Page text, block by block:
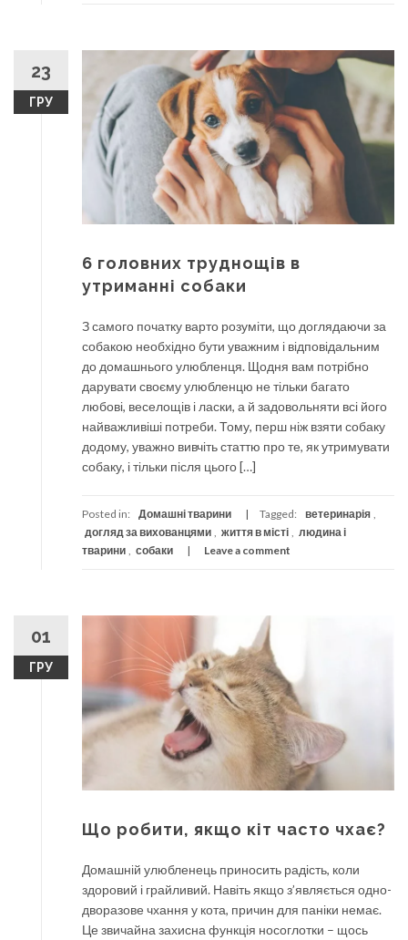
23
ГРУ
6 головних труднощів в
утриманні собаки
З самого початку варто розуміти, що доглядаючи за
собакою необхідно бути уважним і відповідальним
до домашнього улюбленця. Щодня вам потрібно
дарувати своєму улюбленцю не тільки багато
любові, веселощів і ласки, а й задовольняти всі його
найважливіші потреби. Тому, перш ніж взяти собаку
додому, уважно вивчіть статтю про те, як утримувати
собаку, і тільки після цього […]
Posted in: Домашні тварини Tagged: ветеринарія ,
догляд за вихованцями , життя в місті , людина і
тварини , собаки Leave a comment
01
ГРУ
Що робити, якщо кіт часто чхає?
Домашній улюбленець приносить радість, коли
здоровий і грайливий. Навіть якщо з’являється одно-
дворазове чхання у кота, причин для паніки немає.
Це звичайна захисна функція носоглотки – щось